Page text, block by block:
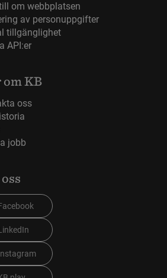
om webbplatsen
av personuppgifter
tillgänglighet
API:er
KB
oss
jobb